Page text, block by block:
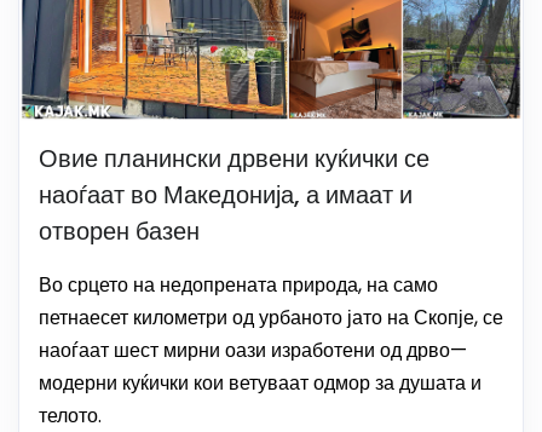
Овие планински дрвени куќички се
наоѓаат во Македонија, а имаат и
отворен базен
Во срцето на недопрената природа, на само
петнаесет километри од урбаното јато на Скопје, се
наоѓаат шест мирни оази изработени од дрво—
модерни куќички кои ветуваат одмор за душата и
телото.